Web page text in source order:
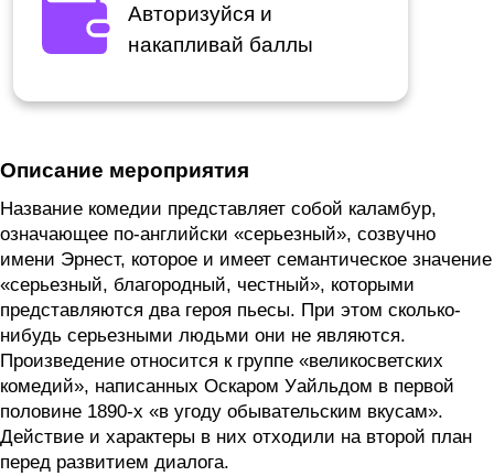
Авторизуйся и
накапливай баллы
Описание мероприятия
Название комедии представляет собой каламбур,
означающее по-английски «серьезный», созвучно
имени Эрнест, которое и имеет семантическое значение
«серьезный, благородный, честный», которыми
представляются два героя пьесы. При этом сколько-
нибудь серьезными людьми они не являются.
Произведение относится к группе «великосветских
комедий», написанных Оскаром Уайльдом в первой
половине 1890-х «в угоду обывательским вкусам».
Действие и характеры в них отходили на второй план
перед развитием диалога.